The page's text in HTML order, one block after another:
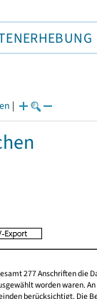
|
277 Anschriften die
worden waren.
berücksichtigt. Die